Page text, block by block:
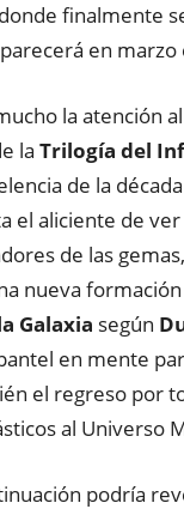
finalmente
en marzo
la atención
la Trilogía del
de la
el aliciente de
de las
nueva
Galaxia según
en mente
el regreso por
al Universo
podría